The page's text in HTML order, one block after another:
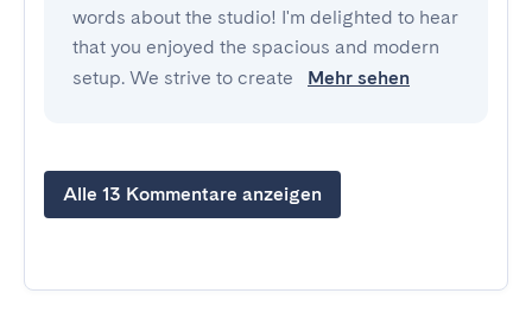
words about the studio! I'm delighted to hear
that you enjoyed the spacious and modern
setup. We strive to create
Mehr sehen
Alle 13 Kommentare anzeigen